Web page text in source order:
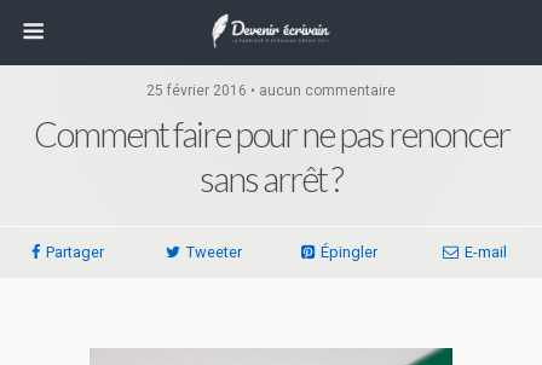
25 février 2016 • aucun commentaire
Comment faire pour ne pas renoncer
sans arrêt ?
Partager Tweeter Épingler E-mail